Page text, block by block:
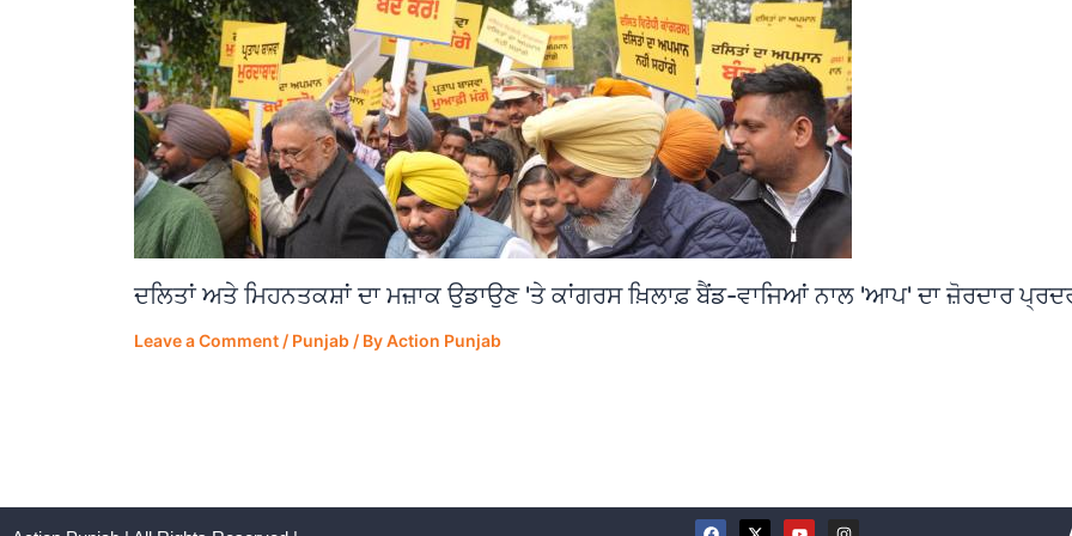
ਦਲਿਤਾਂ ਅਤੇ ਮਿਹਨਤਕਸ਼ਾਂ ਦਾ ਮਜ਼ਾਕ ਉਡਾਉਣ 'ਤੇ ਕਾਂਗਰਸ ਖ਼ਿਲਾਫ਼ ਬੈਂਡ-ਵਾਜਿਆਂ ਨਾਲ 'ਆਪ' ਦਾ ਜ਼ੋਰਦਾਰ
Leave a Comment / Punjab / ByAction Punjab
F
X
Y
I